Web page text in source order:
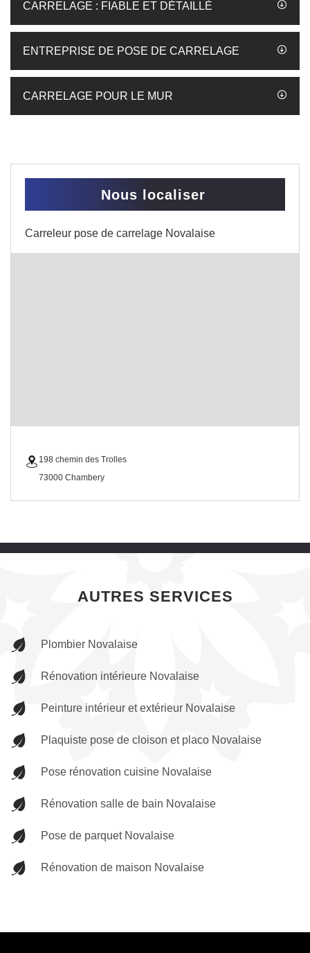
CARRELAGE : FIABLE ET DÉTAILLÉ
ENTREPRISE DE POSE DE CARRELAGE
CARRELAGE POUR LE MUR
Nous localiser
Carreleur pose de carrelage Novalaise
198 chemin des Trolles
73000 Chambery
AUTRES SERVICES
Plombier Novalaise
Rénovation intérieure Novalaise
Peinture intérieur et extérieur Novalaise
Plaquiste pose de cloison et placo Novalaise
Pose rénovation cuisine Novalaise
Rénovation salle de bain Novalaise
Pose de parquet Novalaise
Rénovation de maison Novalaise